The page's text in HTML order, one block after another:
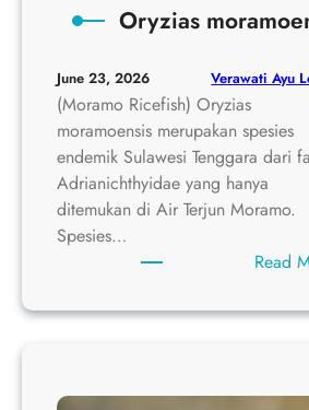
Oryzias
June 23, 2026 Verawati Ayu
(Moramo Ricefish) Oryzias
moramoensis merupakan spesies
endemik Sulawesi Tenggara dari
Adrianichthyidae yang hanya
ditemukan di Air Terjun Moramo.
Spesies…
Read